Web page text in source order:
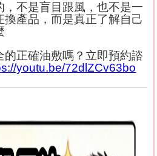
，不是盲目跟風，也不是一
換產品，而是真正了解自己
正確油敷嗎？立即預約諮
youtu.be/72dlZCv63bo